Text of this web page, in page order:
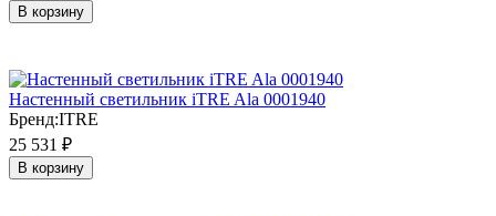
В корзину
Настенный светильник iTRE Ala 0001940
Бренд:ITRE
25 531 ₽
В корзину